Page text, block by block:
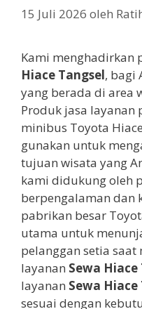
15 Juli 2026 oleh
Kami menghadirkan
Hiace Tangsel, bagi
yang berada di area
Produk jasa layanan
minibus Toyota
gunakan untuk
tujuan wisata yang
kami didukung oleh
berpengalaman dan
pabrikan besar
utama untuk
pelanggan setia
layanan Sewa Hiace
layanan Sewa Hiace
sesuai dengan